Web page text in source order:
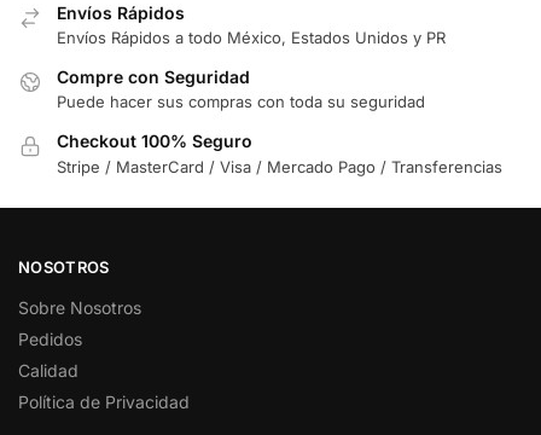
Envíos Rápidos
Envíos Rápidos a todo México, Estados Unidos y PR
Compre con Seguridad
Puede hacer sus compras con toda su seguridad
Checkout 100% Seguro
Stripe / MasterCard / Visa / Mercado Pago / Transferencias
NOSOTROS
Sobre Nosotros
Pedidos
Calidad
Política de Privacidad